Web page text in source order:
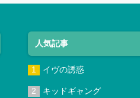
人気記事
イヴの誘惑
キッドギャング